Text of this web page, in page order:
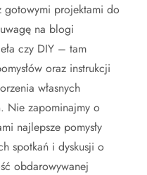
gotowymi projektami do
na blogi
czy DIY – tam
oraz instrukcji
własnych
Nie zapominajmy o
najlepsze pomysły
spotkań i dyskusji o
obdarowywanej